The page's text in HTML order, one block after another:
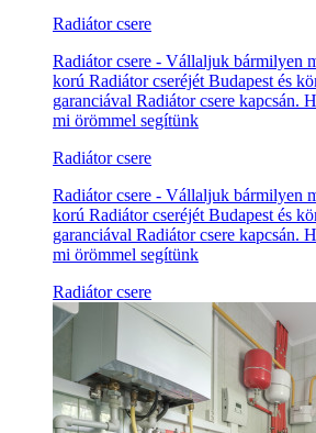
Radiátor csere
Radiátor csere - Vállaljuk bármilyen
korú Radiátor cseréjét Budapest és
garanciával Radiátor csere kapcsán.
mi örömmel segítünk
Radiátor csere
Radiátor csere - Vállaljuk bármilyen
korú Radiátor cseréjét Budapest és
garanciával Radiátor csere kapcsán.
mi örömmel segítünk
Radiátor csere